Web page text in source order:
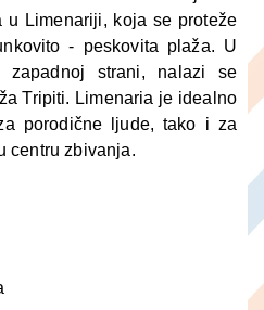
u Limenariji, koja se proteže
- peskovita plaža. U
zapadnoj strani, nalazi se
Tripiti. Limenaria je idealno
porodične ljude, tako i za
centru zbivanja.